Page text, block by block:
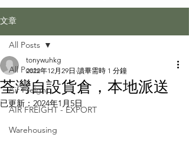
文章
All Posts
Air Freight
AIR FREIGHT - EXPORT
Warehousing
All Posts
荃灣自設貨倉，本地派送
tonywuhkg
2022年12月29日 讀畢需時 1 分鐘
已更新： 2024年1月5日